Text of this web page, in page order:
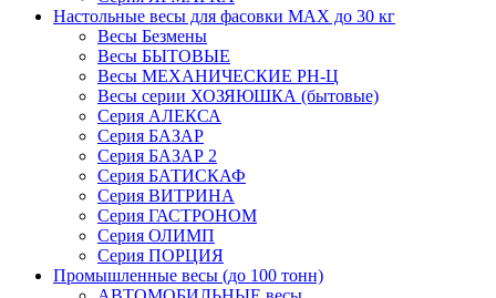
Настольные весы для фасовки MAX до 30 кг
Весы Безмены
Весы БЫТОВЫЕ
Весы МЕХАНИЧЕСКИЕ РН-Ц
Весы серии ХОЗЯЮШКА (бытовые)
Серия АЛЕКСА
Серия БАЗАР
Серия БАЗАР 2
Серия БАТИСКАФ
Серия ВИТРИНА
Серия ГАСТРОНОМ
Серия ОЛИМП
Серия ПОРЦИЯ
Промышленные весы (до 100 тонн)